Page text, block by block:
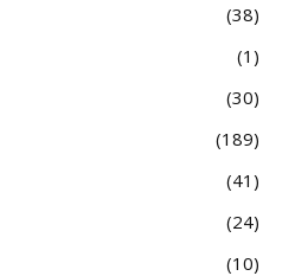
38
1
30
189
41
24
10